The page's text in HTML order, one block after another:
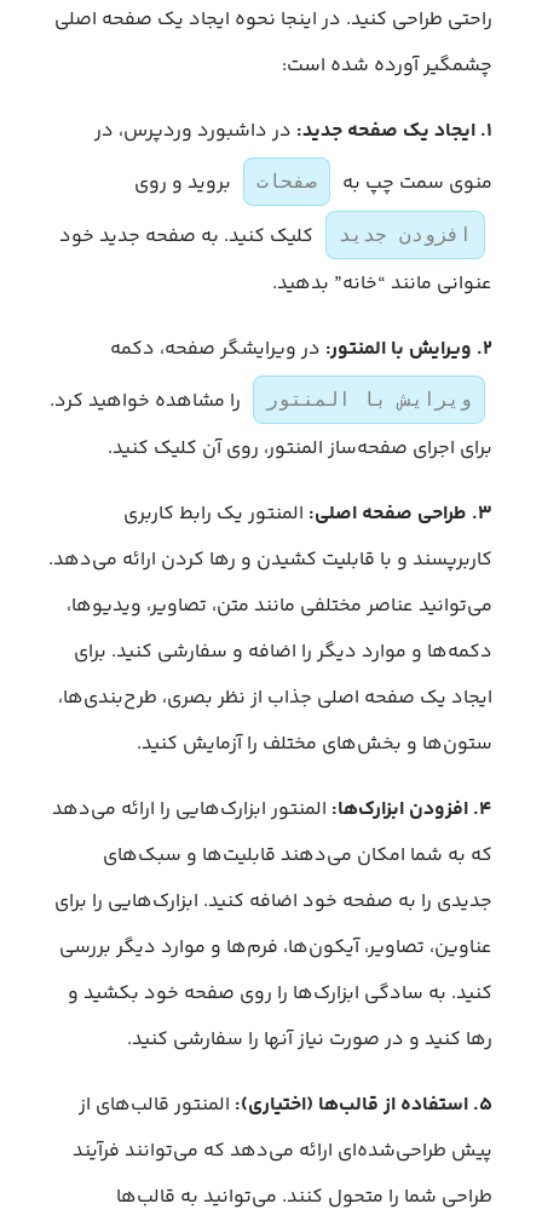
راحتی طراحی کنید. در اینجا نحوه ایجاد یک صفحه اصلی
چشمگیر آورده شده است:
۱. ایجاد یک صفحه جدید:
در داشبورد وردپرس، در
منوی سمت چپ به
صفحات بروید و روی
افزودن جدید
کلیک کنید. به صفحه جدید خود
عنوانی مانند “خانه” بدهید.
۲. ویرایش با المنتور: در ویرایشگر صفحه، دکمه
ویرایش با المنتور
را مشاهده خواهید کرد.
برای اجرای صفحه‌ساز المنتور، روی آن کلیک کنید.
۳. طراحی صفحه اصلی:
المنتور یک رابط کاربری
کاربرپسند و با قابلیت کشیدن و رها کردن ارائه می‌دهد.
می‌توانید عناصر مختلفی مانند متن، تصاویر، ویدیوها،
دکمه‌ها و موارد دیگر را اضافه و سفارشی کنید. برای
ایجاد یک صفحه اصلی جذاب از نظر بصری، طرح‌بندی‌ها،
ستون‌ها و بخش‌های مختلف را آزمایش کنید.
۴. افزودن ابزارک‌ها:
المنتور ابزارک‌هایی را ارائه می‌دهد
که به شما امکان می‌دهند قابلیت‌ها و سبک‌های
جدیدی را به صفحه خود اضافه کنید. ابزارک‌هایی را برای
عناوین، تصاویر، آیکون‌ها، فرم‌ها و موارد دیگر بررسی
کنید. به سادگی ابزارک‌ها را روی صفحه خود بکشید و
رها کنید و در صورت نیاز آنها را سفارشی کنید.
۵. استفاده از قالب‌ها (اختیاری):
المنتور قالب‌های از
پیش طراحی‌شده‌ای ارائه می‌دهد که می‌توانند فرآیند
طراحی شما را متحول کنند. می‌توانید به قالب‌ها